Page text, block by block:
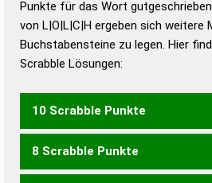
Duden – Die
Duden –
Punkte für das Wort
von L|O|L|C|H ergeben sich weitere
Buchstabensteine zu legen. Hier
Scrabble Lösungen:
10 Scrabble Punkte
LOCH
8 Scrabble Punkte